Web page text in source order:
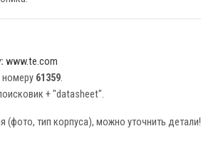
www.te.com
номеру 61359.
+ "datasheet".
(фото, тип корпуса), можно уточнить детали!